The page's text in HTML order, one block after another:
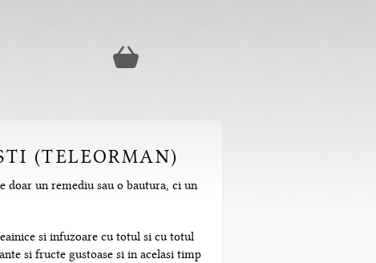
(TELEORMAN)
doar un remediu sau o bautura, ci un
si infuzoare cu totul si cu totul
si fructe gustoase si in acelasi timp